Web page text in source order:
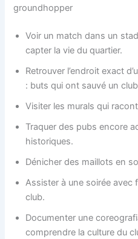
groundhopper
Voir un match dans un
capter la vie du quartier.
Retrouver l’endroit exact
: buts qui ont sauvé un
Visiter les murals qui
Traquer des pubs encore
historiques.
Dénicher des maillots en
Assister à une soirée avec
club.
Documenter une
comprendre la culture du